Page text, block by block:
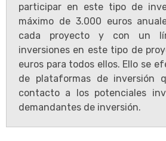
participar en este tipo de
máximo de 3.000 euros
cada proyecto y con un
inversiones en este tipo de
euros para todos ellos. Ello se
de plataformas de inversión
contacto a los potenciales
demandantes de inversión.